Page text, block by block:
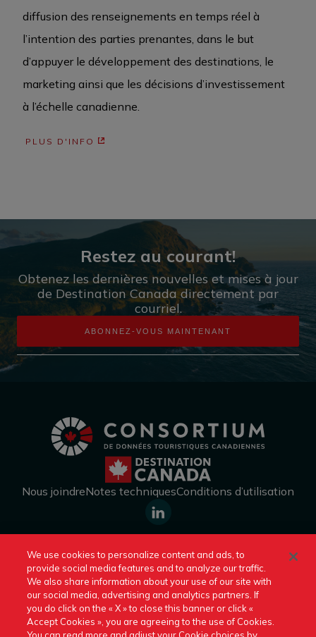
diffusion des renseignements en temps réel à
l’intention des parties prenantes, dans le but
d’appuyer le développement des destinations, le
marketing ainsi que les décisions d’investissement
à l’échelle canadienne.
PLUS D'INFO
Restez au courant!
Obtenez les dernières nouvelles et mises à jour
de Destination Canada directement par
courriel.
ABONNEZ-VOUS MAINTENANT
Nous joindreNotes techniquesConditions d’utilisation
https://www.linkedin.com/
canada/
Consulter un autre site de Destination Canada :
Un site officiel de Destination Canada © 2026
We use cookies to personalize content and ads, to
provide social media features and to analyze our traffic.
We also share information about your use of our site with
our social media, advertising and analytics partners. If
you do click on the « X » to close this banner or click «
Accept Cookies », you are agreeing to the use of Cookies.